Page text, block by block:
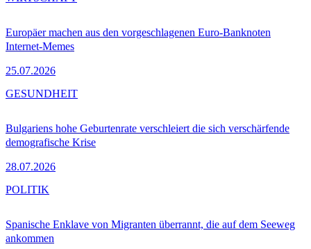
Europäer machen aus den vorgeschlagenen Euro-Banknoten
Internet-Memes
25.07.2026
Bulgariens hohe Geburtenrate verschleiert die sich verschärfende
demografische Krise
28.07.2026
GESUNDHEIT
Spanische Enklave von Migranten überrannt, die auf dem Seeweg
ankommen
POLITIK